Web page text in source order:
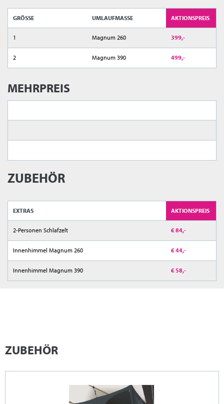
GRÖSSE UMLAUFMASSE AKTIONSPREIS
1 Magnum 260 399,-
2 Magnum 390 499,-
MEHRPREIS
ZUBEHÖR
EXTRAS AKTIONSPREIS
2-Personen Schlafzelt € 84,-
Innenhimmel Magnum 260 € 44,-
Innenhimmel Magnum 390 € 58,-
ZUBEHÖR